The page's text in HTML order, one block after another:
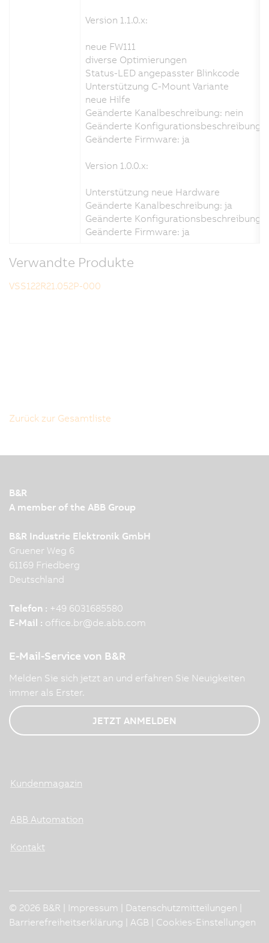
Version 1.1.0.x:
neue FW111
diverse Optimierungen
Status-LED angepasster Blinkcode
Unterstützung C-Mount Variante
neue Hilfe
Geänderte Kanalbeschreibung: nein
Geänderte Konfigurationsbeschreibung:
Geänderte Firmware: ja
Version 1.0.0.x:
Unterstützung neue Hardware
Geänderte Kanalbeschreibung: ja
Geänderte Konfigurationsbeschreibung:
Geänderte Firmware: ja
Verwandte Produkte
VSS122R21.052P-000
Zurück zur Gesamtliste
B&R
A member of the ABB Group
B&R Industrie Elektronik GmbH
Gruener Weg 6
61169 Friedberg
Deutschland
Telefon : +49 6031685580
E-Mail : office.br@de.abb.com
E-Mail-Service von B&R
Melden Sie sich jetzt an und erfahren Sie Neuigkeiten
immer als Erster.
JETZT ANMELDEN
Kundenmagazin
ABB Automation
Kontakt
© 2026 B&R | Impressum Datenschutzmitteilungen
Barrierefreiheitserklärung
AGB Cookies-Einstellungen